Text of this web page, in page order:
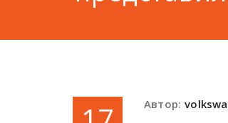
Автор: